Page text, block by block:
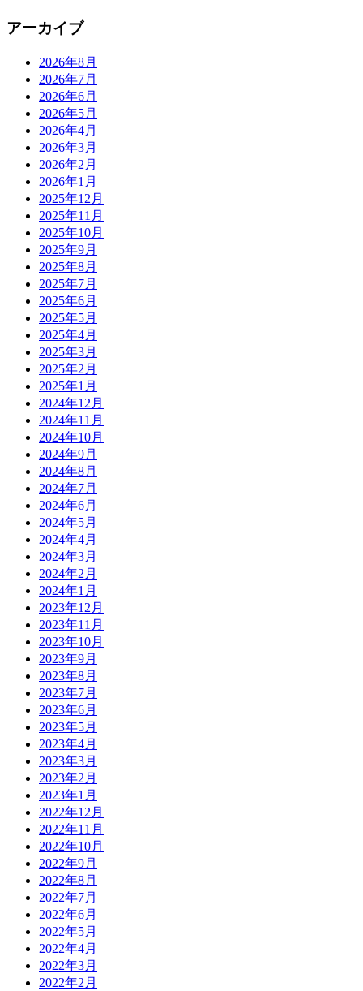
アーカイブ
2026年8月
2026年7月
2026年6月
2026年5月
2026年4月
2026年3月
2026年2月
2026年1月
2025年12月
2025年11月
2025年10月
2025年9月
2025年8月
2025年7月
2025年6月
2025年5月
2025年4月
2025年3月
2025年2月
2025年1月
2024年12月
2024年11月
2024年10月
2024年9月
2024年8月
2024年7月
2024年6月
2024年5月
2024年4月
2024年3月
2024年2月
2024年1月
2023年12月
2023年11月
2023年10月
2023年9月
2023年8月
2023年7月
2023年6月
2023年5月
2023年4月
2023年3月
2023年2月
2023年1月
2022年12月
2022年11月
2022年10月
2022年9月
2022年8月
2022年7月
2022年6月
2022年5月
2022年4月
2022年3月
2022年2月